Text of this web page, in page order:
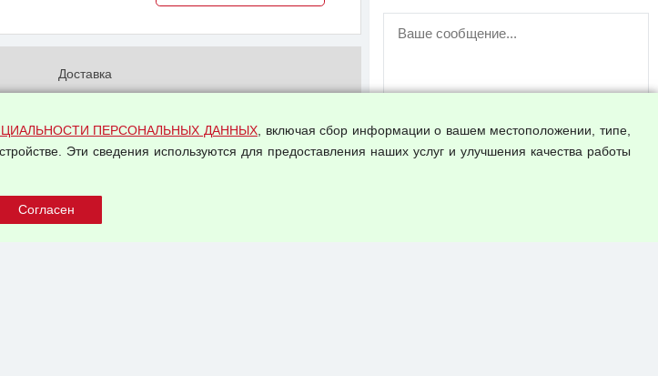
Доставка
Оплата и возвраты
Арендодателям
ПЕРСОНАЛЬНЫХ ДАННЫХ, включая сбор информации о вашем местоположении, типе,
Эти сведения используются для предоставления наших услуг и улучшения качества работы
ВНИМАНИЕ!
пользователей временно отключена!
аккаунт.